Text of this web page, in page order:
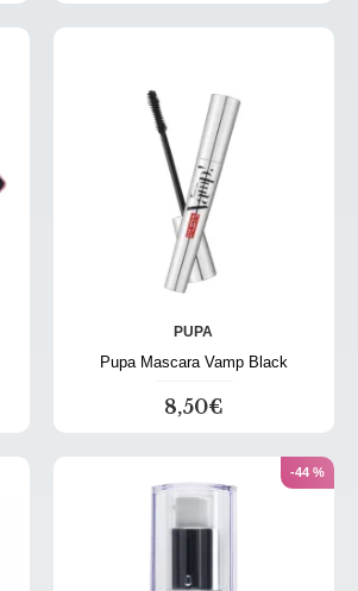
PUPA
Pupa Mascara Vamp Black
8,50€
-44 %